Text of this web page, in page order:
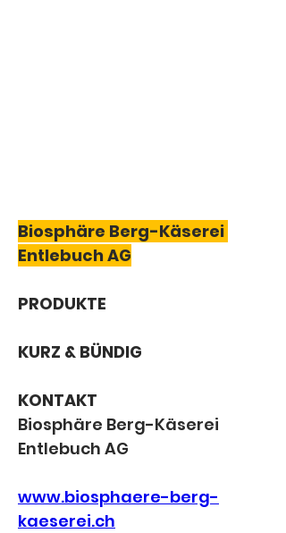
Biosphäre Berg-Käserei
Entlebuch AG
PRODUKTE
KURZ & BÜNDIG
KONTAKT
Biosphäre Berg-Käserei
Entlebuch AG
www.biosphaere-berg-
kaeserei.ch